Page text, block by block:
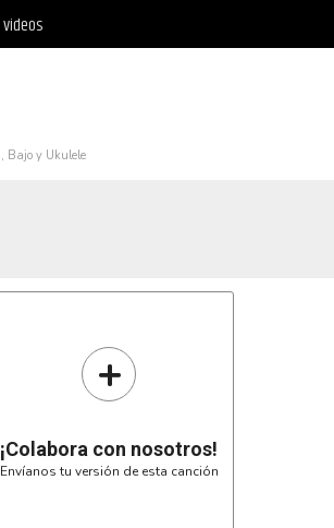
videos
Bajo y Ukulele
+
¡Colabora con nosotros!
Envíanos tu versión de esta canción